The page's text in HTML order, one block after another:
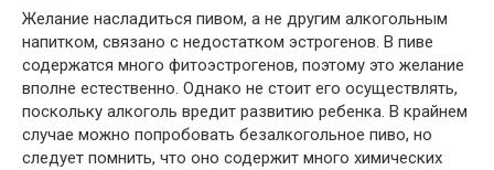
Желание насладиться пивом, а не другим алкогольным
напитком, связано с недостатком эстрогенов. В пиве
содержатся много фитоэстрогенов, поэтому это желание
вполне естественно. Однако не стоит его осуществлять,
поскольку алкоголь вредит развитию ребенка. В крайнем
случае можно попробовать безалкогольное пиво, но
следует помнить, что оно содержит много химических